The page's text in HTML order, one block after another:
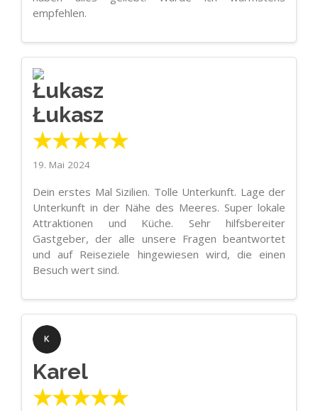
empfehlen.
Łukasz
★★★★★
19. Mai 2024
Dein erstes Mal Sizilien. Tolle Unterkunft. Lage der
Unterkunft in der Nähe des Meeres. Super lokale
Attraktionen und Küche. Sehr hilfsbereiter
Gastgeber, der alle unsere Fragen beantwortet
und auf Reiseziele hingewiesen wird, die einen
Besuch wert sind.
Karel
★★★★★